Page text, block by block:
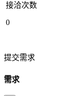
接洽次数
0
提交需求
需求